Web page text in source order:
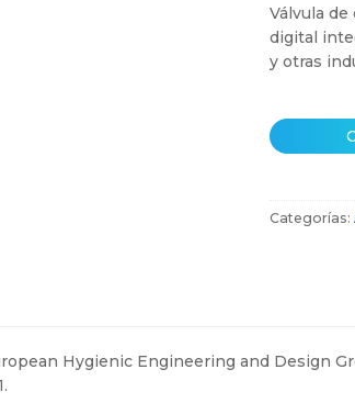
Válvula
digital
y otras
Categorías:
Hygienic Engineering and Design